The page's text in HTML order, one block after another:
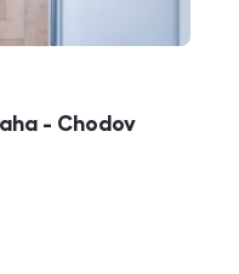
- Chodov